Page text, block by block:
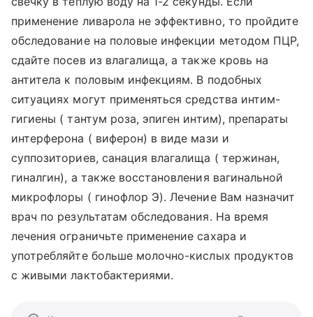
применение ливарола не эффективно, то пройдите
обследование на половые инфекции методом ПЦР,
сдайте посев из влагалища, а также кровь на
антитела к половым инфекциям. В подобных
ситуациях могут применяться средства интим-
гигиены ( тантум роза, эпиген интим), препараты
интерферона ( виферон) в виде мази и
суппозиториев, санация влагалища ( тержинан,
гиналгин), а также восстановления вагинальной
микрофлоры ( гинофлор Э). Лечение Вам назначит
врач по результатам обследования. На время
лечения ограничьте применение сахара и
употребляйте больше молочно-кислых продуктов
с живыми лактобактериями.